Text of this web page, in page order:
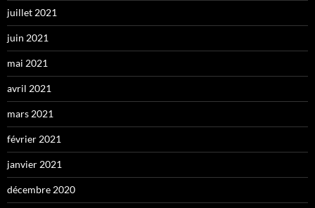
juillet 2021
juin 2021
mai 2021
avril 2021
mars 2021
février 2021
janvier 2021
décembre 2020